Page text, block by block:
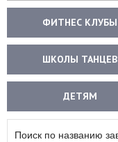
ФИТНЕС КЛУБЫ
ШКОЛЫ ТАНЦЕВ
ДЕТЯМ